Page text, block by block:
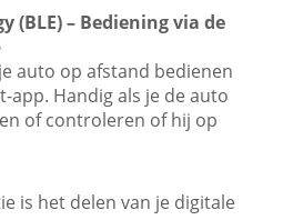
(BLE) – Bediening via de
auto op afstand bedienen
app. Handig als je de auto
of controleren of hij op
is het delen van je digitale